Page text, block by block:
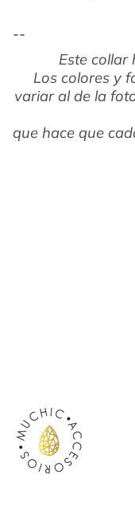
--
Este collar
Los colores y
variar al de la
que hace que